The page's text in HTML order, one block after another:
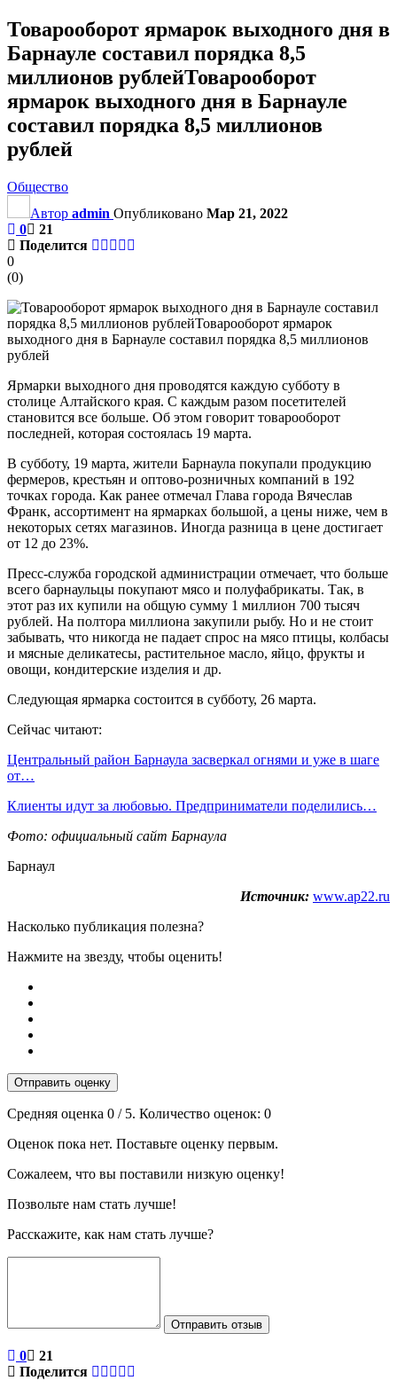
Товарооборот ярмарок выходного дня в
Барнауле составил порядка 8,5
миллионов рублейТоварооборот
ярмарок выходного дня в Барнауле
составил порядка 8,5 миллионов
рублей
Общество
Автор admin Опубликовано Мар 21, 2022
0
21
Поделится
0
(0)
Ярмарки выходного дня проводятся каждую субботу в
столице Алтайского края. С каждым разом посетителей
становится все больше. Об этом говорит товарооборот
последней, которая состоялась 19 марта.
В субботу, 19 марта, жители Барнаула покупали продукцию
фермеров, крестьян и оптово-розничных компаний в 192
точках города. Как ранее отмечал Глава города Вячеслав
Франк, ассортимент на ярмарках большой, а цены ниже, чем в
некоторых сетях магазинов. Иногда разница в цене достигает
от 12 до 23%.
Пресс-служба городской администрации отмечает, что больше
всего барнаульцы покупают мясо и полуфабрикаты. Так, в
этот раз их купили на общую сумму 1 миллион 700 тысяч
рублей. На полтора миллиона закупили рыбу. Но и не стоит
забывать, что никогда не падает спрос на мясо птицы, колбасы
и мясные деликатесы, растительное масло, яйцо, фрукты и
овощи, кондитерские изделия и др.
Следующая ярмарка состоится в субботу, 26 марта.
Сейчас читают:
Центральный район Барнаула засверкал огнями и уже в шаге
от…
Клиенты идут за любовью. Предприниматели поделились…
Фото: официальный сайт Барнаула
Барнаул
Источник: www.ap22.ru
Насколько публикация полезна?
Нажмите на звезду, чтобы оценить!
Отправить оценку
Средняя оценка 0 / 5. Количество оценок: 0
Оценок пока нет. Поставьте оценку первым.
Сожалеем, что вы поставили низкую оценку!
Позвольте нам стать лучше!
Расскажите, как нам стать лучше?
Отправить отзыв
0
21
Поделится